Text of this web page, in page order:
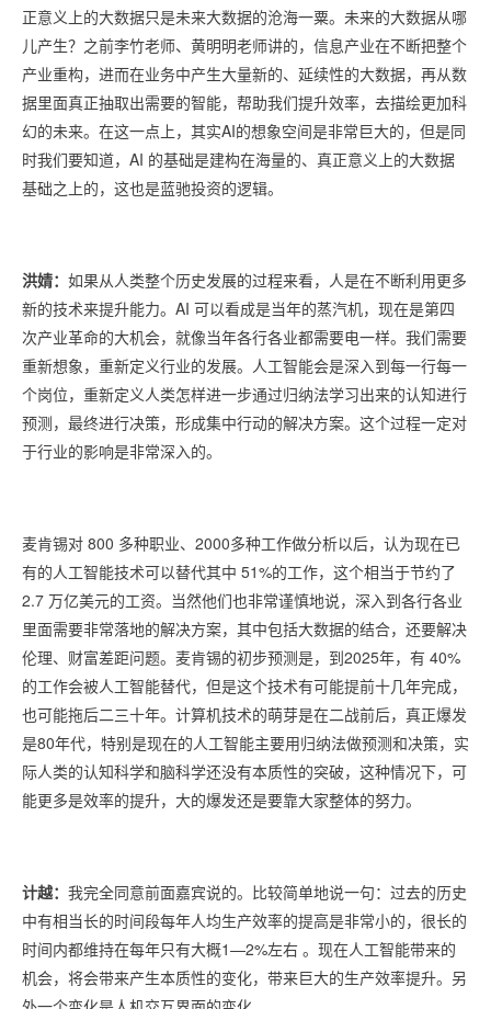
正意义上的大数据只是未来大数据的沧海一粟。未来的大数据从哪
儿产生？之前李竹老师、黄明明老师讲的，信息产业在不断把整个
产业重构，进而在业务中产生大量新的、延续性的大数据，再从数
据里面真正抽取出需要的智能，帮助我们提升效率，去描绘更加科
幻的未来。在这一点上，其实AI的想象空间是非常巨大的，但是同
时我们要知道，AI 的基础是建构在海量的、真正意义上的大数据
基础之上的，这也是蓝驰投资的逻辑。
洪婧： 如果从人类整个历史发展的过程来看，人是在不断利用更多
新的技术来提升能力。AI 可以看成是当年的蒸汽机，现在是第四
次产业革命的大机会，就像当年各行各业都需要电一样。我们需要
重新想象，重新定义行业的发展。人工智能会是深入到每一行每一
个岗位，重新定义人类怎样进一步通过归纳法学习出来的认知进行
预测，最终进行决策，形成集中行动的解决方案。这个过程一定对
于行业的影响是非常深入的。
麦肯锡对 800 多种职业、2000多种工作做分析以后，认为现在已
有的人工智能技术可以替代其中 51%的工作，这个相当于节约了
2.7 万亿美元的工资。当然他们也非常谨慎地说，深入到各行各业
里面需要非常落地的解决方案，其中包括大数据的结合，还要解决
伦理、财富差距问题。麦肯锡的初步预测是，到2025年，有 40%
的工作会被人工智能替代，但是这个技术有可能提前十几年完成，
也可能拖后二三十年。计算机技术的萌芽是在二战前后，真正爆发
是80年代，特别是现在的人工智能主要用归纳法做预测和决策，实
际人类的认知科学和脑科学还没有本质性的突破，这种情况下，可
能更多是效率的提升，大的爆发还是要靠大家整体的努力。
计越： 我完全同意前面嘉宾说的。比较简单地说一句：过去的历史
中有相当长的时间段每年人均生产效率的提高是非常小的，很长的
时间内都维持在每年只有大概1—2%左右 。现在人工智能带来的
机会，将会带来产生本质性的变化，带来巨大的生产效率提升。另